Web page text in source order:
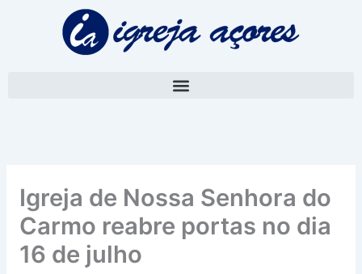
Igreja de Nossa Senhora do
Carmo reabre portas no dia
16 de julho